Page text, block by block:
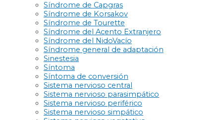
Síndrome de Capgras
Síndrome de Korsakov
Síndrome de Tourette
Síndrome del Acento Extranjero
Síndrome del NidoVacío
Síndrome general de adaptación
Sinestesia
Síntoma
Síntoma de conversión
Sistema nervioso central
Sistema nervioso parasimpático
Sistema nervioso periférico
Sistema nervioso simpático